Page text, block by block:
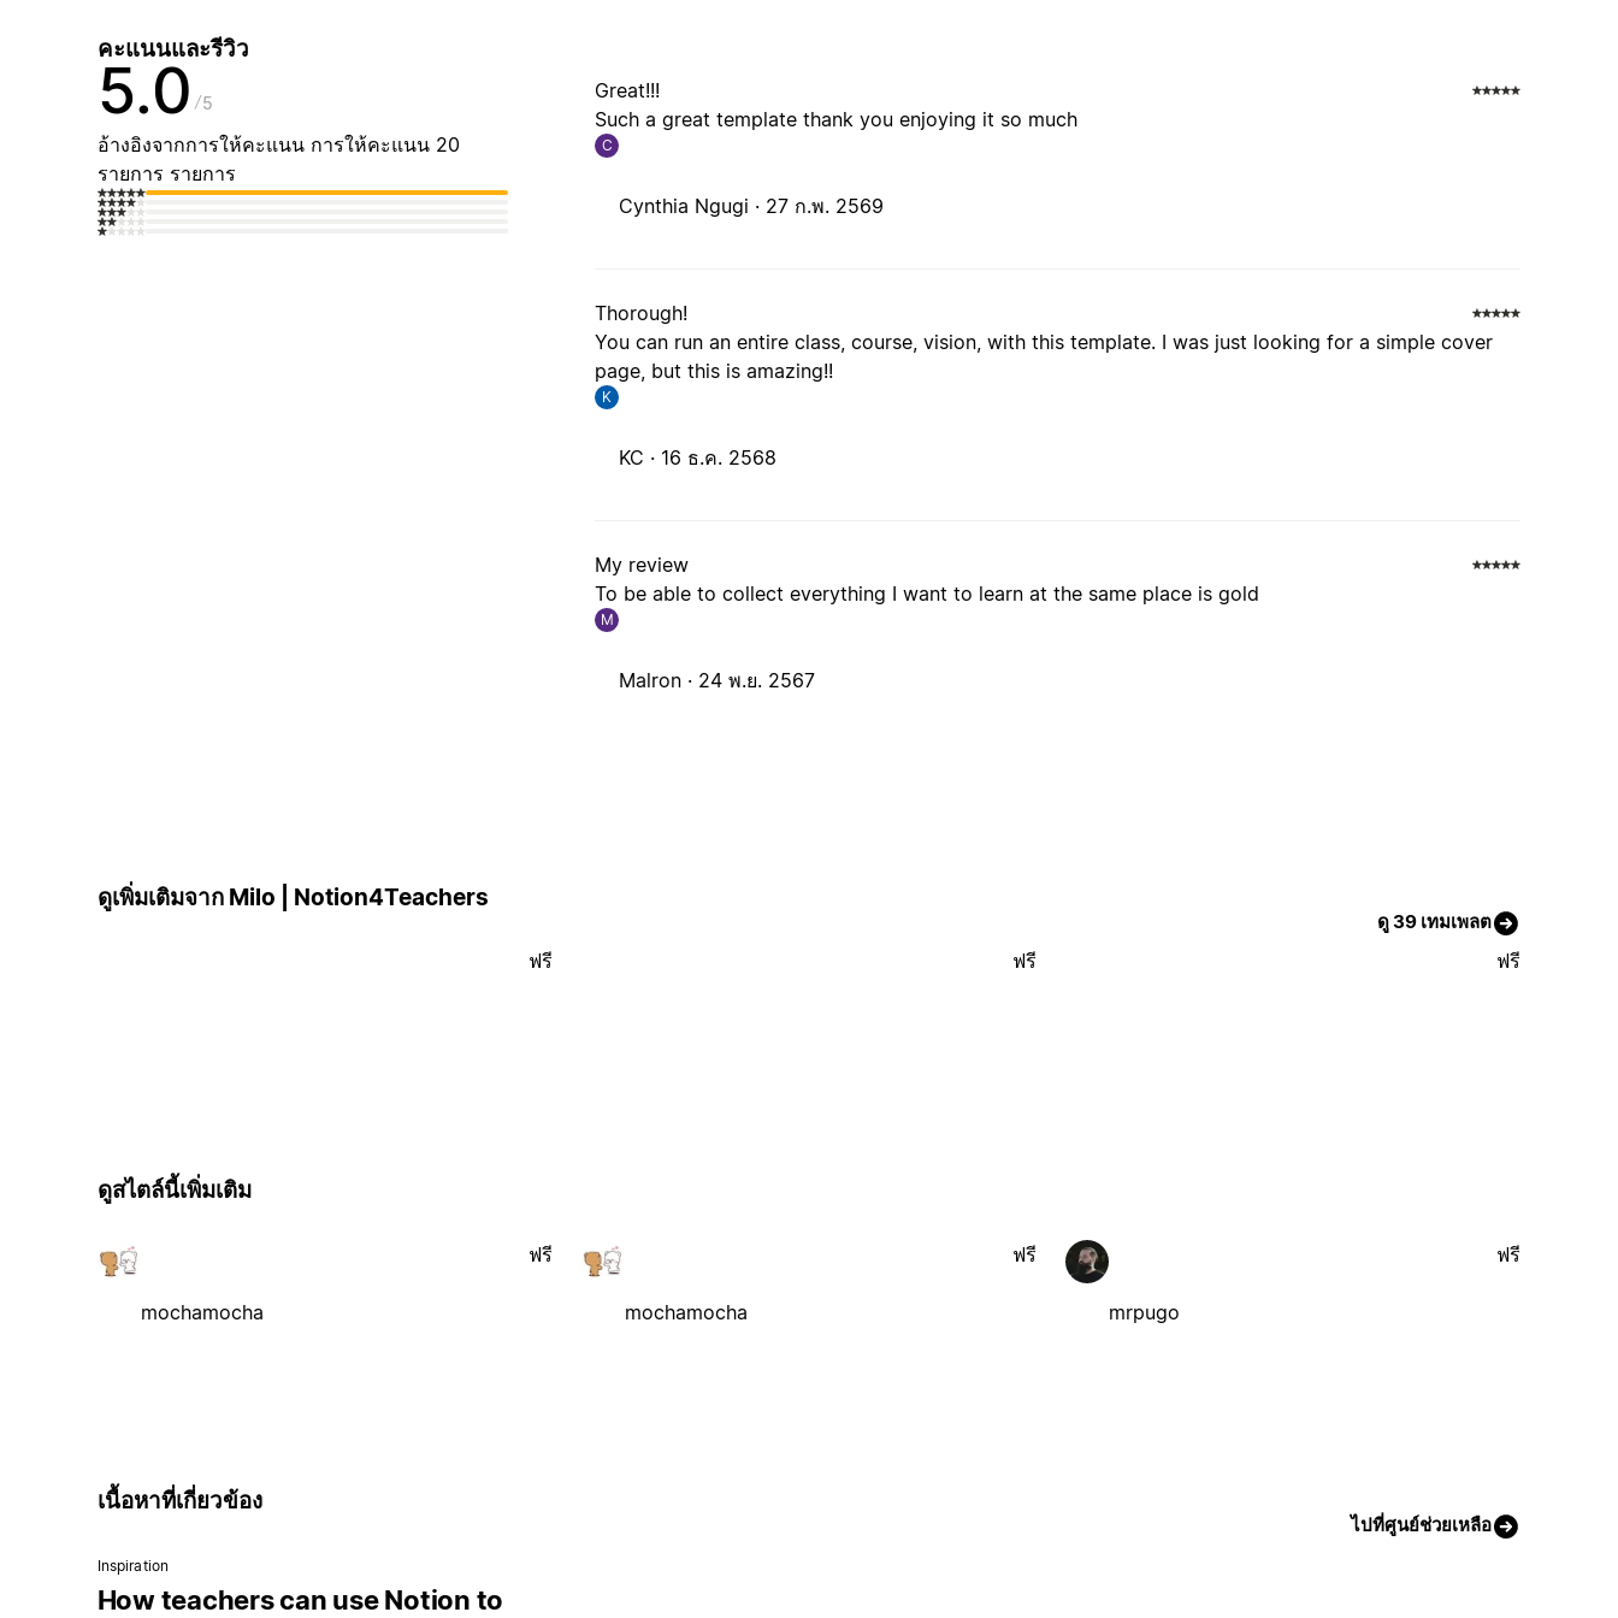
คะแนนและรีวิว
5.0 5
อ้างอิงจากการให้คะแนน การให้คะแนน 20
รายการ รายการ
Great!!!
Such a great template thank you enjoying it so much
C
Cynthia Ngugi · 27 ก.พ. 2569
Thorough!
You can run an entire class, course, vision, with this template. I was just looking for a simple cover
page, but this is amazing!!
K
KC · 16 ธ.ค. 2568
My review
To be able to collect everything I want to learn at the same place is gold
M
Malron · 24 พ.ย. 2567
ดูเพิ่มเติมจาก Milo | Notion4Teachers
ดู 39 เทมเพลต
ฟรี ฟรี ฟรี
ดูสไตล์นี้เพิ่มเติม
mochamocha
ฟรี
mochamocha
ฟรี
mrpugo
ฟรี
เนื้อหาที่เกี่ยวข้อง
ไปที่ศูนย์ช่วยเหลือ
Inspiration
How teachers can use Notion to